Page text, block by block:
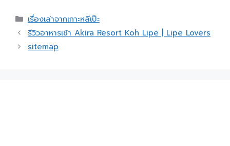
เรื่องเล่าจากเกาะหลีเป๊ะ
รีวิวอาหารเช้า Akira Resort Koh Lipe | Lipe Lovers
sitemap